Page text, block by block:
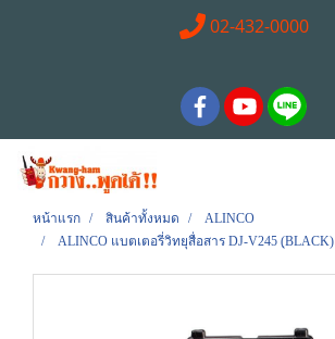
02-432-0000
หน้าแรก สินค้าทั้งหมด
ALINCO
ALINCO แบตเตอรี่วิทยุสื่อสาร DJ-V245 (ฺBLACK)